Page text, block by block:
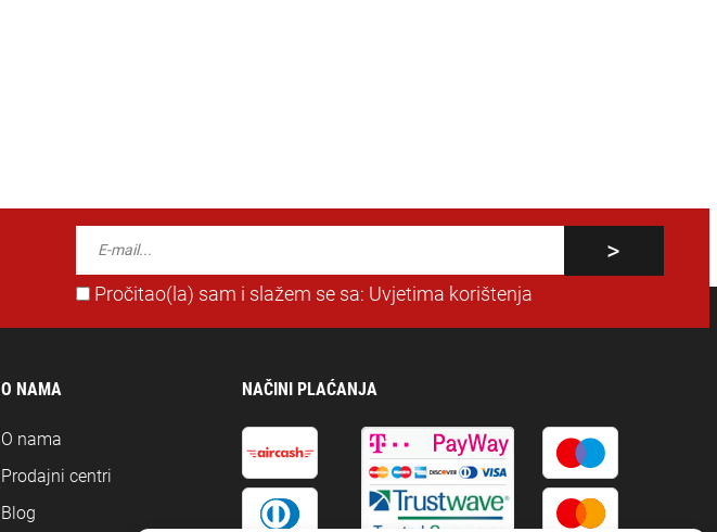
Pročitao(la) sam i slažem se sa: Uvjetima korištenja
O NAMA
O nama
Prodajni centri
Blog
NAČINI PLAĆANJA